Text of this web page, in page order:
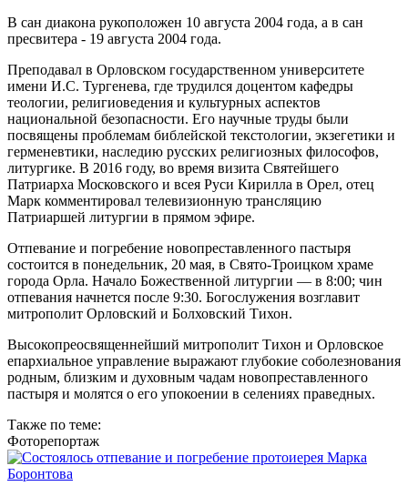
В сан диакона рукоположен 10 августа 2004 года, а в сан
пресвитера - 19 августа 2004 года.
Преподавал в Орловском государственном университете
имени И.С. Тургенева, где трудился доцентом кафедры
теологии, религиоведения и культурных аспектов
национальной безопасности. Его научные труды были
посвящены проблемам библейской текстологии, экзегетики и
герменевтики, наследию русских религиозных философов,
литургике. В 2016 году, во время визита Святейшего
Патриарха Московского и всея Руси Кирилла в Орел, отец
Марк комментировал телевизионную трансляцию
Патриаршей литургии в прямом эфире.
Отпевание и погребение новопреставленного пастыря
состоится в понедельник, 20 мая, в Свято-Троицком храме
города Орла. Начало Божественной литургии — в 8:00; чин
отпевания начнется после 9:30. Богослужения возглавит
митрополит Орловский и Болховский Тихон.
Высокопреосвященнейший митрополит Тихон и Орловское
епархиальное управление выражают глубокие соболезнования
родным, близким и духовным чадам новопреставленного
пастыря и молятся о его упокоении в селениях праведных.
Также по теме:
Фоторепортаж